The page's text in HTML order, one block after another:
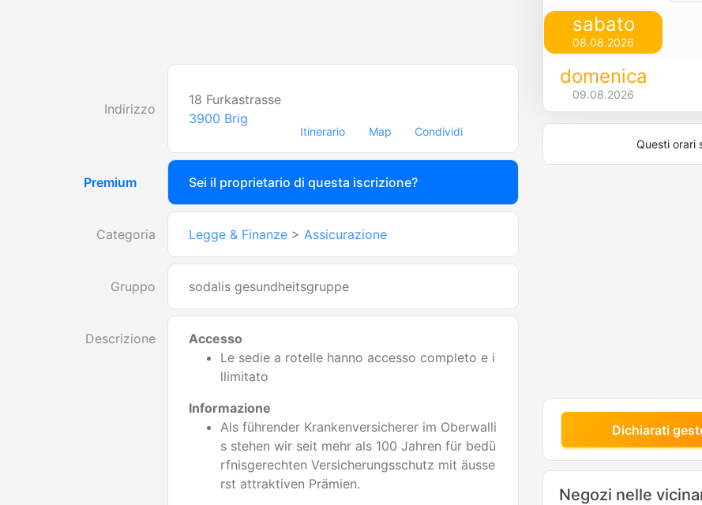
Indirizzo
18 Furkastrasse
3900 Brig
Itinerario Map Condividi
Premium Sei il proprietario di questa iscrizione?
Categoria Legge & Finanze > Assicurazione
Gruppo sodalis gesundheitsgruppe
Descrizione
Accesso
Le sedie a rotelle hanno accesso completo e i
llimitato
Informazione
Als führender Krankenversicherer im Oberwalli
s stehen wir seit mehr als 100 Jahren für bedü
rfnisgerechten Versicherungsschutz mit äusse
rst attraktiven Prämien.
sabato
08.08.2026
domenica
09.08.2026
Questi orari
Dichiarati
Negozi nelle